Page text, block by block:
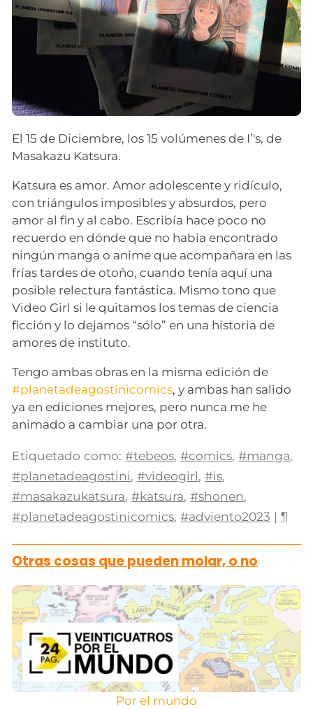
El 15 de Diciembre, los 15 volúmenes de I’'s, de
Masakazu Katsura.
Katsura es amor. Amor adolescente y ridículo,
con triángulos imposibles y absurdos, pero
amor al fin y al cabo. Escribía hace poco no
recuerdo en dónde que no había encontrado
ningún manga o anime que acompañara en las
frías tardes de otoño, cuando tenía aquí una
posible relectura fantástica. Mismo tono que
Video Girl si le quitamos los temas de ciencia
ficción y lo dejamos “sólo” en una historia de
amores de instituto.
Tengo ambas obras en la misma edición de
#planetadeagostinicomics, y ambas han salido
ya en ediciones mejores, pero nunca me he
animado a cambiar una por otra.
Etiquetado como: #tebeos,#comics,#manga,
#planetadeagostini,#videogirl,#is,
#masakazukatsura,#katsura,#shonen,
#planetadeagostinicomics,#adviento2023 |¶
Otras cosas que pueden molar, o no
Por el mundo